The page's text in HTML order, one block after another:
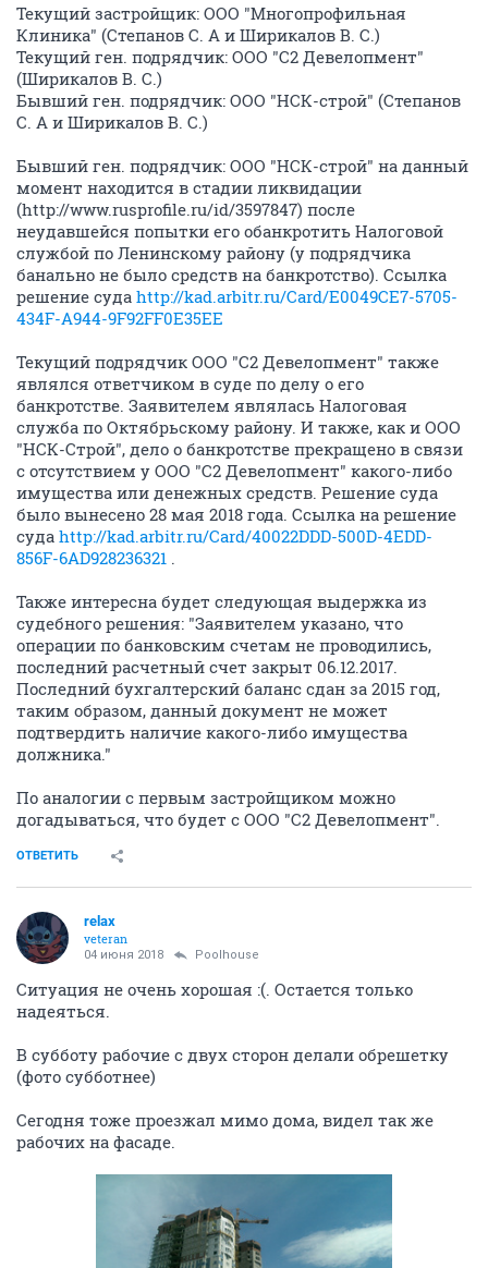
Текущий застройщик: ООО "Многопрофильная
Клиника" (Степанов С. А и Ширикалов В. С.)
Текущий ген. подрядчик: ООО "С2 Девелопмент"
(Ширикалов В. С.)
Бывший ген. подрядчик: ООО "НСК-строй" (Степанов
С. А и Ширикалов В. С.)
Бывший ген. подрядчик: ООО "НСК-строй" на данный
момент находится в стадии ликвидации
(http://www.rusprofile.ru/id/3597847) после
неудавшейся попытки его обанкротить Налоговой
службой по Ленинскому району (у подрядчика
банально не было средств на банкротство). Ссылка
решение суда http://kad.arbitr.ru/Card/E0049CE7-5705-
434F-A944-9F92FF0E35EE
Текущий подрядчик ООО "С2 Девелопмент" также
являлся ответчиком в суде по делу о его
банкротстве. Заявителем являлась Налоговая
служба по Октябрьскому району. И также, как и ООО
"НСК-Строй", дело о банкротстве прекращено в связи
с отсутствием у ООО "С2 Девелопмент" какого-либо
имущества или денежных средств. Решение суда
было вынесено 28 мая 2018 года. Ссылка на решение
суда http://kad.arbitr.ru/Card/40022DDD-500D-4EDD-
856F-6AD928236321 .
Также интересна будет следующая выдержка из
судебного решения: "Заявителем указано, что
операции по банковским счетам не проводились,
последний расчетный счет закрыт 06.12.2017.
Последний бухгалтерский баланс сдан за 2015 год,
таким образом, данный документ не может
подтвердить наличие какого-либо имущества
должника."
По аналогии с первым застройщиком можно
догадываться, что будет с ООО "С2 Девелопмент".
ОТВЕТИТЬ
relax
veteran
04 июня 2018 Poolhouse
Ситуация не очень хорошая :(. Остается только
надеяться.
В субботу рабочие с двух сторон делали обрешетку
(фото субботнее)
Сегодня тоже проезжал мимо дома, видел так же
рабочих на фасаде.